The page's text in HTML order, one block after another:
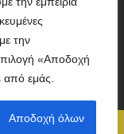
την
«Αποδοχή
εμάς.
Αποδοχή όλων